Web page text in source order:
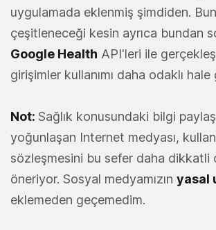
uygulamada eklenmiş şimdiden.
çeşitleneceği kesin ayrıca bundan
Google Health API'leri ile
girişimler kullanımı daha odaklı
Not: Sağlık konusundaki bilgi
yoğunlaşan Internet medyası,
sözleşmesini bu sefer daha dikkatli
öneriyor. Sosyal medyamızın yasal
eklemeden geçemedim.